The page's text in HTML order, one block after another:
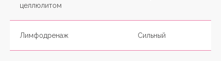
целлюлитом
Лимфодренаж Сильный